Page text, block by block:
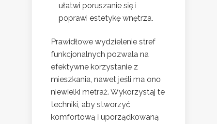
ułatwi poruszanie się i
poprawi estetykę wnętrza.
Prawidłowe wydzielenie stref
funkcjonalnych pozwala na
efektywne korzystanie z
mieszkania, nawet jeśli ma ono
niewielki metraż. Wykorzystaj te
techniki, aby stworzyć
komfortową i uporządkowaną